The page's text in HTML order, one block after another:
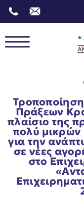
Πράξεων
πλαίσιο της
πολύ μικρών
για την
σε νέες
στο